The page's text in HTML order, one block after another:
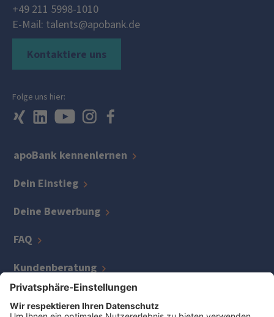
+49 211 5998-1010
E-Mail: talents@apobank.de
apoBank kennenlernen
Dein Einstieg
Deine Bewerbung
FAQ
Kundenberatung
IT
Kontaktiere uns
Folge uns hier: